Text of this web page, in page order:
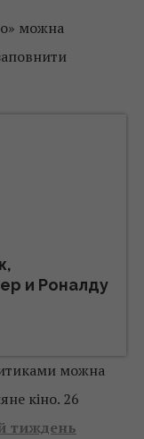
можна
и Роналду
можна
кіно. 26
тиждень